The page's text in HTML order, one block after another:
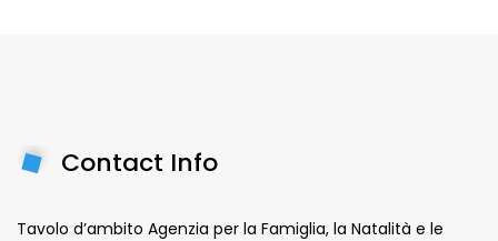
Contact Info
Tavolo d’ambito Agenzia per la Famiglia, la Natalità e le